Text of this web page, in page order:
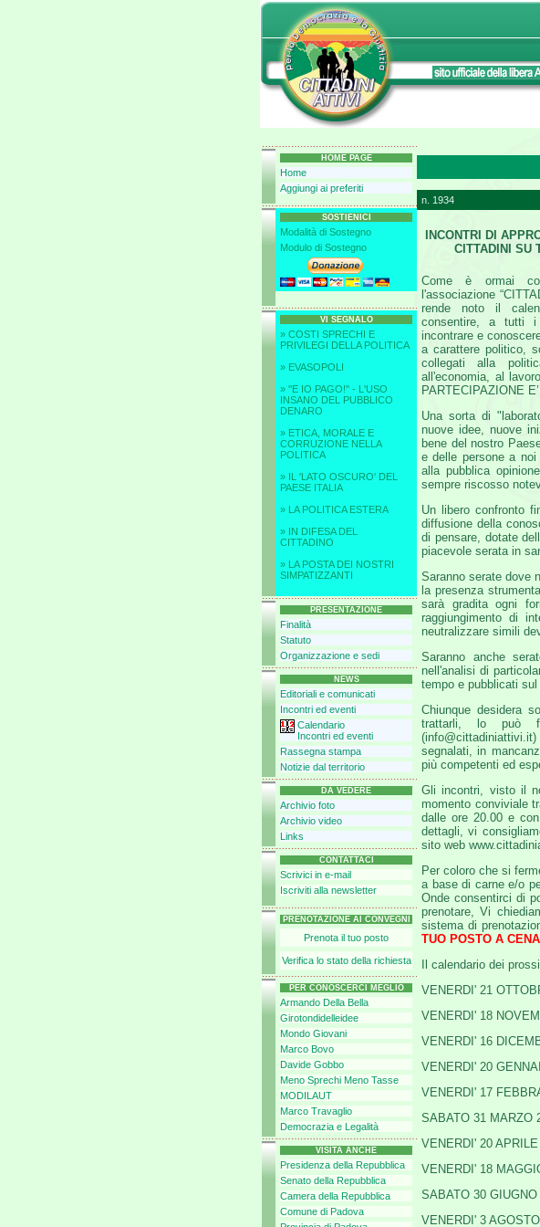
HOME PAGE
Home
Aggiungi ai preferiti
SOSTIENICI
Modalità di Sostegno
Modulo di Sostegno
VI SEGNALO
» COSTI SPRECHI E
PRIVILEGI DELLA POLITICA
» EVASOPOLI
» ''E IO PAGO!'' - L'USO
INSANO DEL PUBBLICO
DENARO
» ETICA, MORALE E
CORRUZIONE NELLA
POLITICA
» IL 'LATO OSCURO' DEL
PAESE ITALIA
» LA POLITICA ESTERA
» IN DIFESA DEL
CITTADINO
» LA POSTA DEI NOSTRI
SIMPATIZZANTI
PRESENTAZIONE
Finalità
Statuto
Organizzazione e sedi
NEWS
Editoriali e comunicati
Incontri ed eventi
Calendario
Incontri ed eventi
Rassegna stampa
Notizie dal territorio
DA VEDERE
Archivio foto
Archivio video
Links
CONTATTACI
Scrivici in e-mail
Iscriviti alla newsletter
PRENOTAZIONE AI CONVEGNI
Prenota il tuo posto
Verifica lo stato della richiesta
PER CONOSCERCI MEGLIO
Armando Della Bella
Girotondidelleidee
Mondo Giovani
Marco Bovo
Davide Gobbo
Meno Sprechi Meno Tasse
MODILAUT
Marco Travaglio
Democrazia e Legalità
VISITA ANCHE
Presidenza della Repubblica
Senato della Repubblica
Camera della Repubblica
Comune di Padova
n. 1934
INCONTRI DI
CITTADINI SU
Come è ormai
l'associazione
rende noto il
consentire, a tutti i
incontrare e
a carattere politico,
collegati alla
all'economia, al
PARTECIPAZIONE
Una sorta di
nuove idee, nuove
bene del nostro
e delle persone a
alla pubblica
sempre riscosso
Un libero confronto
diffusione della
di pensare, dotate
piacevole serata in
Saranno serate dove
la presenza
sarà gradita ogni
raggiungimento di
neutralizzare simili
Saranno anche
nell'analisi di
tempo e pubblicati
Chiunque desidera
trattarli, lo può
segnalati, in
più competenti ed
Gli incontri, visto il
momento conviviale
dalle ore 20.00 e
dettagli, vi
sito web
Per coloro che si
a base di carne e/o
Onde consentirci di
prenotare, Vi
sistema di
TUO POSTO A
Il calendario dei
VENERDI' 21
VENERDI' 18
VENERDI' 16
VENERDI' 20
VENERDI' 17
SABATO 31 MARZO
VENERDI' 20
VENERDI' 18
SABATO 30 GIUGNO
VENERDI' 3